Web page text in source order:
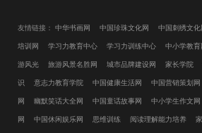
友情链接： 中华书画网 中国珍珠文化网 中国刺绣文化
培训网 学习力教育中心 学习力训练中心 中小学教育
游风光 旅游风景名胜网 城市品牌建设网 家长学院
识 意志力教育学院 中国健康生活网 中国营销策划网
网 幽默笑话大全网 中国童话故事网 中小学生作文网
网 中国休闲娱乐网 思维训练 阅读理解能力培养